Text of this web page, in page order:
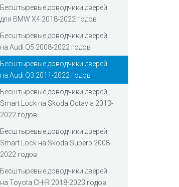
Беcштыревые доводчики дверей
для BMW X4 2018-2022 годов
Беcштыревые доводчики дверей
на Audi Q5 2008-2022 годов
Беcштыревые доводчики дверей
на Audi Q3 2011-2022 годов
Беcштыревые доводчики дверей
Smart Lock на Skoda Octavia 2013-
2022 годов
Беcштыревые доводчики дверей
Smart Lock на Skoda Superb 2008-
2022 годов
Беcштыревые доводчики дверей
на Toyota CH-R 2018-2023 годов